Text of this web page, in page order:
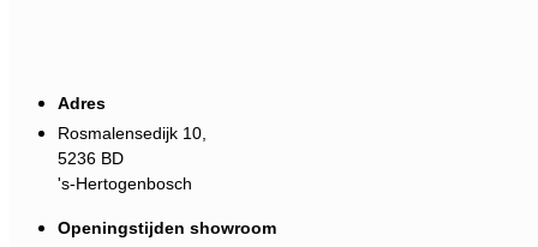
Adres
Rosmalensedijk 10,
5236 BD
's-Hertogenbosch
Openingstijden showroom